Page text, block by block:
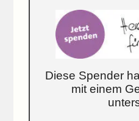
Diese Spender
mit einem